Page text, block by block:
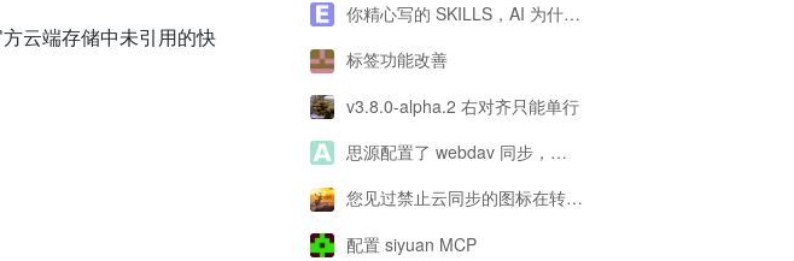
云端存储中未引用的快
你精心写的 SKILLS，AI 为什么不用、错用？
标签功能改善
v3.8.0-alpha.2 右对齐只能单行
思源配置了 webdav 同步，为什么一直提示配置有问题呀？
您见过禁止云同步的图标在转圈圈吗
配置 siyuan MCP